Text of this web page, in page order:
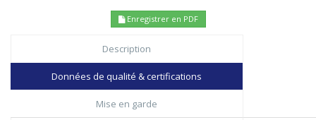
Enregistrer en PDF
Description
Données de qualité & certifications
Mise en garde